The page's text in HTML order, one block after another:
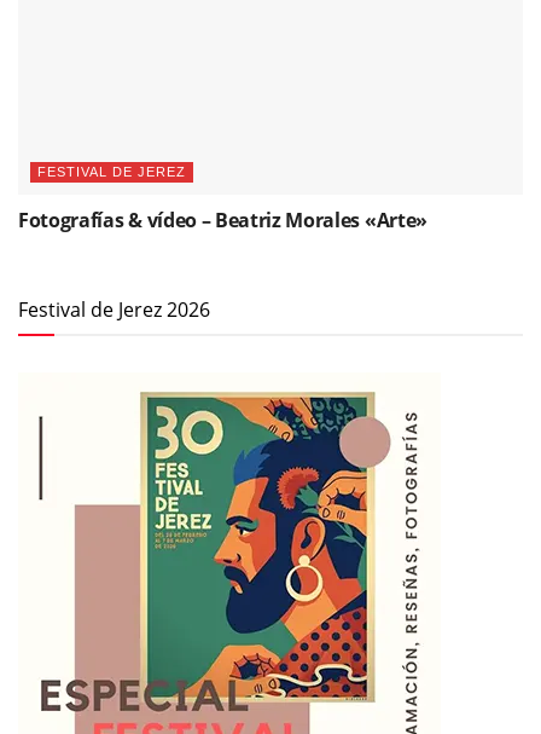
FESTIVAL DE JEREZ
Fotografías & vídeo – Beatriz Morales «Arte»
Festival de Jerez 2026